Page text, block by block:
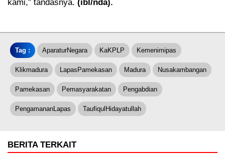
kami,” tandasnya. (ibl/nda).
Tag : AparaturNegara KaKPLP Kemenimipas
Klikmadura LapasPamekasan Madura Nusakambangan
Pamekasan Pemasyarakatan Pengabdian
PengamananLapas TaufiqulHidayatullah
BERITA TERKAIT